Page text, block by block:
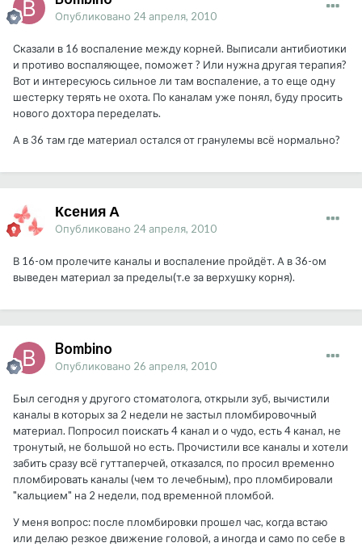
Опубликовано 24 апреля, 2010
Сказали в 16 воспаление между корней. Выписали антибиотики
и противо воспаляющее, поможет ? Или нужна другая терапия?
Вот и интересуюсь сильное ли там воспаление, а то еще одну
шестерку терять не охота. По каналам уже понял, буду просить
нового дохтора переделать.
А в 36 там где материал остался от гранулемы всё нормально?
Ксения А
Опубликовано 24 апреля, 2010
В 16-ом пролечите каналы и воспаление пройдёт. А в 36-ом
выведен материал за пределы(т.е за верхушку корня).
Bombino
Опубликовано 26 апреля, 2010
Был сегодня у другого стоматолога, открыли зуб, вычистили
каналы в которых за 2 недели не застыл пломбировочный
материал. Попросил поискать 4 канал и о чудо, есть 4 канал, не
тронутый, не большой но есть. Прочистили все каналы и хотели
забить сразу всё гуттаперчей, отказался, по просил временно
пломбировать каналы (чем то лечебным), про пломбировали
"кальцием" на 2 недели, под временной пломбой.
У меня вопрос: после пломбировки прошел час, когда встаю
или делаю резкое движение головой, а иногда и само по себе в